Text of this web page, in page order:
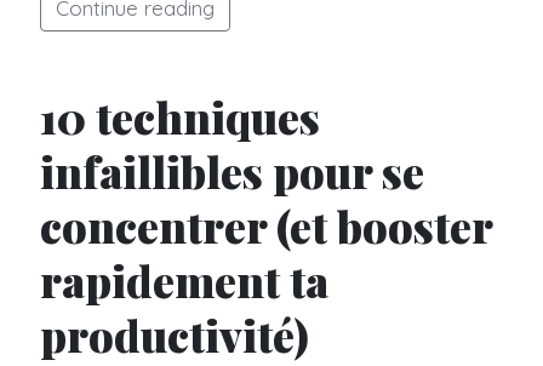
Continue reading
10 techniques
infaillibles pour se
concentrer (et booster
rapidement ta
productivité)